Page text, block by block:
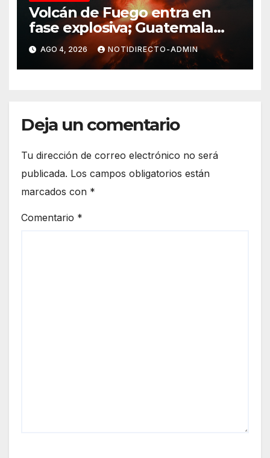
Volcán de Fuego entra en
fase explosiva; Guatemala
activa alerta anaranjada
AGO 4, 2026 NOTIDIRECTO-ADMIN
Deja un comentario
Tu dirección de correo electrónico no será
publicada. Los campos obligatorios están
marcados con *
Comentario *